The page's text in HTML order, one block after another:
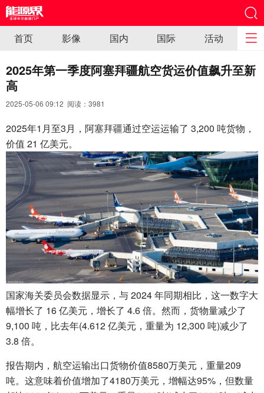
首页 影像 国内 国际 活动
2025年第一季度阿塞拜疆航空货运价值飙升至新
高
2025-05-06 09:12 阅读： 3981
2025年1月至3月，阿塞拜疆通过空运运输了 3,200 吨货物，
价值 21 亿美元。
国家海关委员会数据显示，与 2024 年同期相比，这一数字大
幅增长了 16 亿美元，增长了 4.6 倍。然而，货物量减少了
9,100 吨，比去年(4.612 亿美元，重量为 12,300 吨)减少了
3.8 倍。
报告期内，航空运输出口货物价值8580万美元，重量209
吨。这意味着价值增加了​​4180万美元，增幅达95%，但数量